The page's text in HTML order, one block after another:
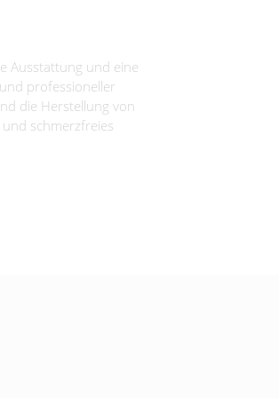
Ausstattung und eine
professioneller
die Herstellung von
schmerzfreies